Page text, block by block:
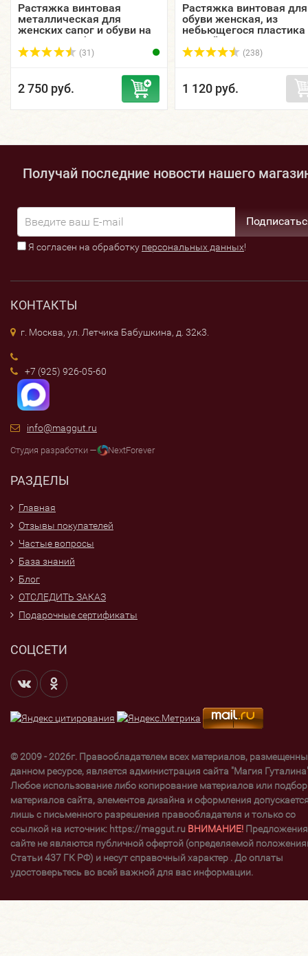
Растяжка винтовая
металлическая для
женских сапог и обуви на
высоком каблуке
(31)
2 750 руб.
Растяжка винтовая для
обуви женская, из
небьющегося пластика
пяткой
(238)
1 120 руб.
Получай последние новости нашего
Я согласен на обработку персональных данных!
КОНТАКТЫ
г. Москва, ул. Летчика Бабушкина, д. 32к3.
+7 (925) 926-05-60
info@maggut.ru
Студия разработки — NextForever
РАЗДЕЛЫ
Главная
Отзывы покупателей
Частые вопросы
База знаний
Блог
ОТСЛЕДИТЬ ЗАКАЗ
Подарочные сертификаты
СОЦСЕТИ
© 2009 - 2026г. Правообладателем всех материалов,
данном ресурсе, является администрация сайта "Магия
Любое использование либо копирование материалов или
материалов сайта, элементов дизайна и оформления
лишь с письменного разрешения правообладателя и только со
ссылкой на источник: https://maggut.ru ВНИМАНИЕ!
сайте не являются публичной офертой (определяемой
Статьи 437 ГК РФ) и несут справочный характер . До оплаты
удостоверьтесь во всей важной для вас информации.